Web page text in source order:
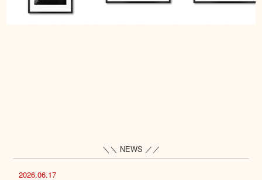
＼＼ NEWS ／／
2026.06.17